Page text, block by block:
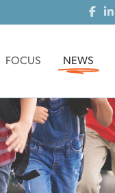
FOCUS NEWS